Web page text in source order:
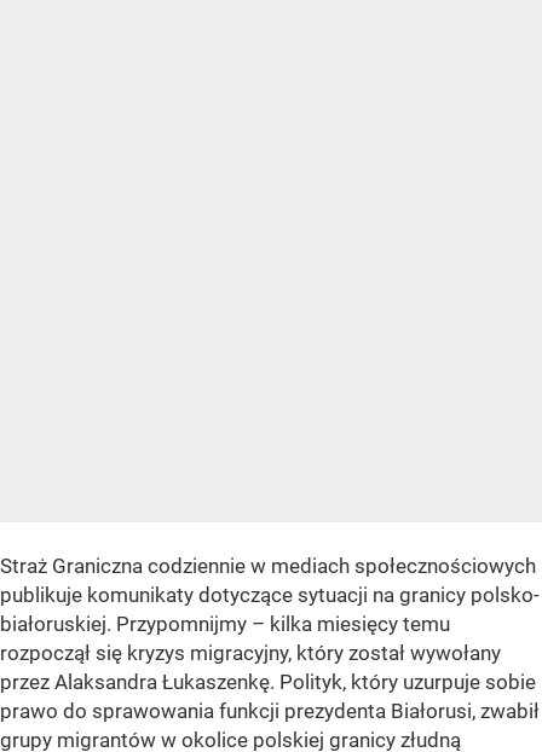
Straż Graniczna codziennie w mediach społecznościowych
publikuje komunikaty dotyczące sytuacji na granicy polsko-
białoruskiej. Przypomnijmy – kilka miesięcy temu
rozpoczął się kryzys migracyjny, który został wywołany
przez Alaksandra Łukaszenkę. Polityk, który uzurpuje sobie
prawo do sprawowania funkcji prezydenta Białorusi, zwabił
grupy migrantów w okolice polskiej granicy złudną